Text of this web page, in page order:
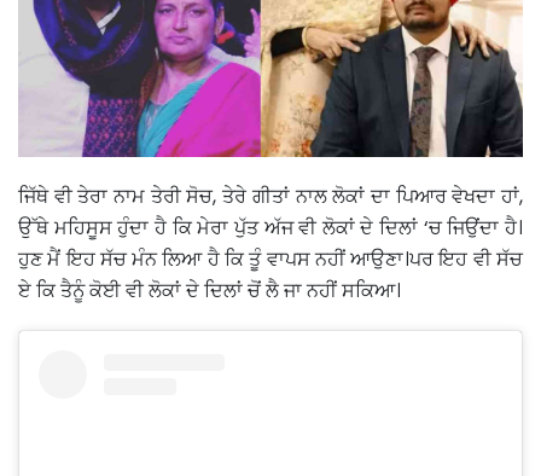
ਜਿੱਥੇ ਵੀ ਤੇਰਾ ਨਾਮ ਤੇਰੀ ਸੋਚ, ਤੇਰੇ ਗੀਤਾਂ ਨਾਲ ਲੋਕਾਂ ਦਾ ਪਿਆਰ ਵੇਖਦਾ ਹਾਂ,
ਉੱਥੇ ਮਹਿਸੂਸ ਹੁੰਦਾ ਹੈ ਕਿ ਮੇਰਾ ਪੁੱਤ ਅੱਜ ਵੀ ਲੋਕਾਂ ਦੇ ਦਿਲਾਂ ‘ਚ ਜਿਉਂਦਾ ਹੈ।
ਹੁਣ ਮੈਂ ਇਹ ਸੱਚ ਮੰਨ ਲਿਆ ਹੈ ਕਿ ਤੂੰ ਵਾਪਸ ਨਹੀਂ ਆਉਣਾ।ਪਰ ਇਹ ਵੀ ਸੱਚ
ਏ ਕਿ ਤੈਨੂੰ ਕੋਈ ਵੀ ਲੋਕਾਂ ਦੇ ਦਿਲਾਂ ਚੋਂ ਲੈ ਜਾ ਨਹੀਂ ਸਕਿਆ।